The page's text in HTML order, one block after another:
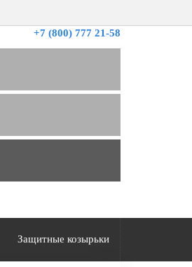
+7 (800) 777 21-58
Защитные козырьки